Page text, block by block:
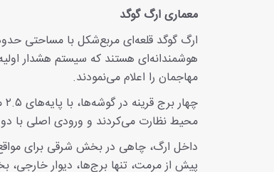
معماری ارگ گوگد
هوشمندانه‌ای هستند که سیستم هشدار
مهاجمان را اعلام می‌نمودند.
محیط نظارت می‌کردند و ورودی اصلی با
داخل ارگ، چاهی در بخش شرقی برای
پیش از مرمت، تنها برج‌ها، دیوار خارجی،